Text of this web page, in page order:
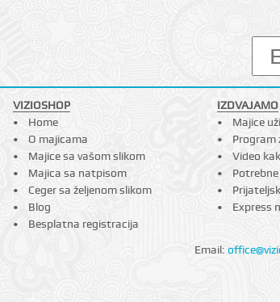
VIZIOSHOP
Home
O majicama
Majice sa vašom slikom
Majica sa natpisom
Ceger sa željenom slikom
Blog
Besplatna registracija
IZDVAJAMO
Majice
Program
Video
Express
Email: